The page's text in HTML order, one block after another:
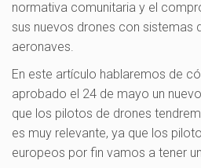
normativa comunitaria y el
sus nuevos drones con sistemas
aeronaves.
En este artículo hablaremos de
aprobado el 24 de mayo un
que los pilotos de drones
es muy relevante, ya que los
europeos por fin vamos a tener